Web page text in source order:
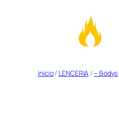
Inicio/ LENCERIA /– Bodys